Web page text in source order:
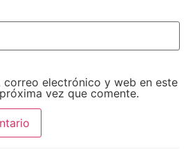
correo electrónico y web en este
vez que comente.